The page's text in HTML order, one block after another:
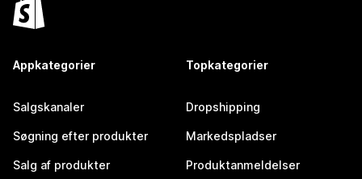
Appkategorier
Salgskanaler
Søgning efter produkter
Salg af produkter
Topkategorier
Dropshipping
Markedspladser
Produktanmeldelser